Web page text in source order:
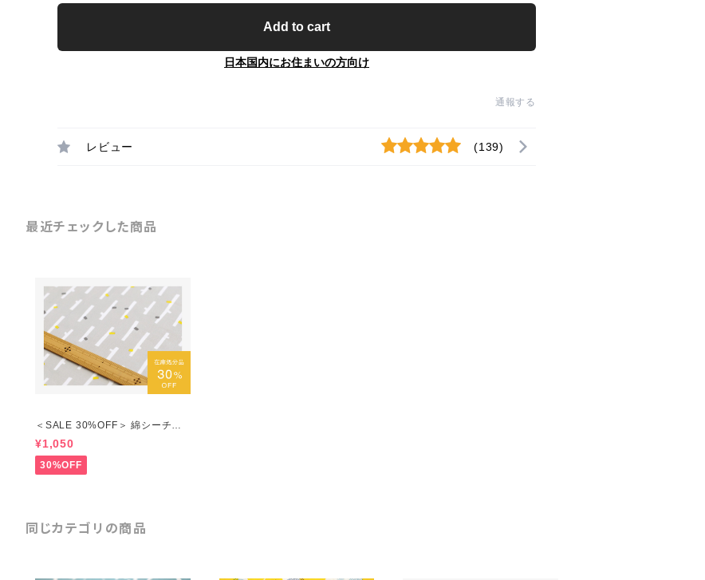
Add to cart
日本国内にお住まいの方向け
通報する
レビュー (139)
最近チェックした商品
＜SALE 30%OFF＞ 綿シーチン
グ「小枝」ライトグレー／50cm
につき
¥1,050
30%OFF
同じカテゴリの商品